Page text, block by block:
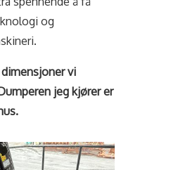
og
vi
jeg kjører er